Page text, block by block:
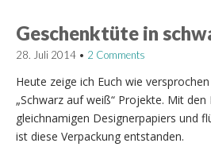
Geschenktüte in
28. Juli 2014 • 2 Comments
Heute zeige ich Euch wie
„Schwarz auf weiß“ Projekte. Mit den
gleichnamigen Designerpapiers und
ist diese Verpackung entstanden.